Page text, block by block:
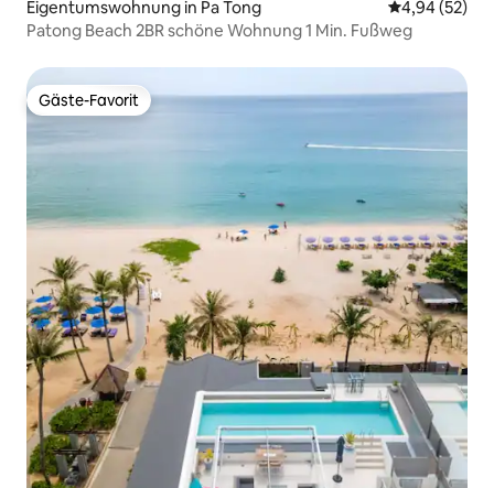
Eigentumswohnung in Pa Tong
4,94 (52)
Patong Beach 2BR schöne Wohnung 1 Min. Fußweg
Gäste-Favorit
Gäste-Favorit